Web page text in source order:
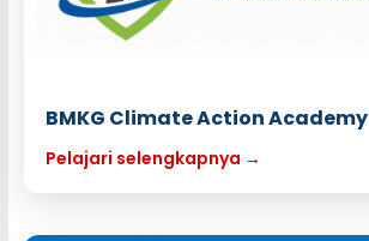
BMKG Climate Action Academy
Pelajari selengkapnya →